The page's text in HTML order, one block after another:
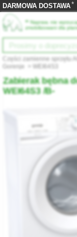
DARMOWA DOSTAWA*
‟ Napraw, nie
zmobilizowani dla
Części zamienne sprzętu
Gorenje
Zabierak bębna
WEI64S3 /B-